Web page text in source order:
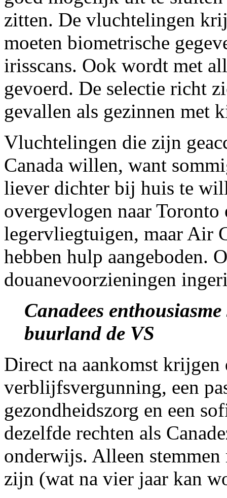
zitten. De vluchtelingen
moeten biometrische
irisscans. Ook wordt met
gevoerd. De selectie richt
gevallen als gezinnen met
Vluchtelingen die zijn
Canada willen, want
liever dichter bij huis te
overgevlogen naar
legervliegtuigen, maar Air
hebben hulp aangeboden.
douanevoorzieningen
Canadees
buurland de VS
Direct na aankomst krijgen
verblijfsvergunning, een
gezondheidszorg en een
dezelfde rechten als
onderwijs. Alleen stemmen
zijn (wat na vier jaar kan